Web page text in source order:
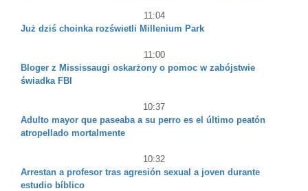
11:04
Już dziś choinka rozświetli Millenium Park
11:00
Bloger z Mississaugi oskarżony o pomoc w zabójstwie
świadka FBI
10:37
Adulto mayor que paseaba a su perro es el último peatón
atropellado mortalmente
10:32
Arrestan a profesor tras agresión sexual a joven durante
estudio bíblico